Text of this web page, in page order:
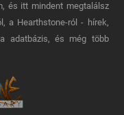
és itt mindent megtalálsz
a Hearthstone-ról - hírek,
adatbázis, és még több